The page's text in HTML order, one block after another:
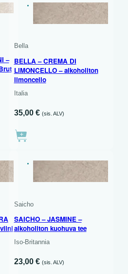
750 ML
–
Bella
BELLA – CREMA DI
LIMONCELLO – alkoholiton
limoncello
Italia
35,00 € (sis. ALV)
Saicho
SAICHO – JASMINE –
alkoholiton kuohuva tee
Iso-Britannia
23,00 € (sis. ALV)